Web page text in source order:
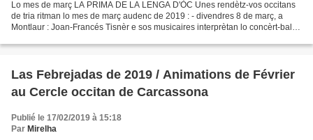
Lo mes de març LA PRIMA DE LA LENGA D'ÒC Unes rendètz-vos occitans
de tria ritman lo mes de març audenc de 2019 : - divendres 8 de març, a
Montlaur : Joan-Francés Tisnèr e sos musicaires interprètan lo concèrt-balèti
Las Febrejadas de 2019 / Animations de Février
au Cercle occitan de Carcassona
Publié le 17/02/2019 à 15:18
Par Mirelha